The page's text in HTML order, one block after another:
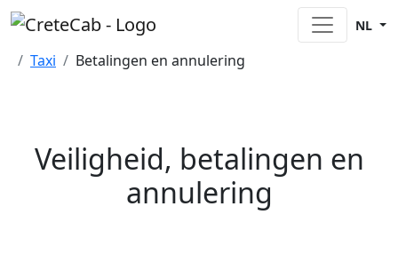
NL
Home
Taxi Betalingen en annulering
Veiligheid, betalingen en
annulering